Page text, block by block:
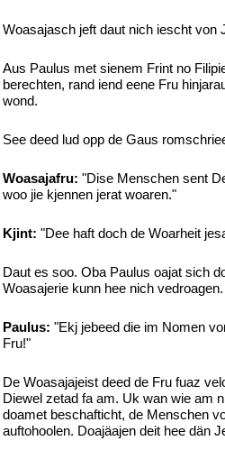
Woasajasch jeft daut nich iescht von
Aus Paulus met sienem Frint no
berechten, rand iend eene Fru
wond.
See deed lud opp de Gaus
Woasajafru: "Dise Menschen sent
woo jie kjennen jerat woaren."
Kjint: "Dee haft doch de Woarheit
Daut es soo. Oba Paulus oajat sich
Woasajerie kunn hee nich vedroagen.
Paulus: "Ekj jebeed die im Nomen
Fru!"
De Woasajajeist deed de Fru fuaz
Diewel zetad fa am. Uk wan wie am
doamet beschafticht, de Menschen
auftohoolen. Doajäajen deit hee dän